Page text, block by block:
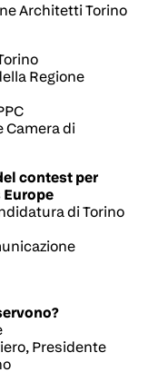
Architetti Torino
Regione
Camera di
contest per
di Torino
Presidente